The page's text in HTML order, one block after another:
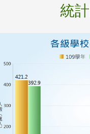
統